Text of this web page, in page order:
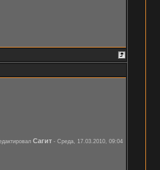
Сагит- Среда, 17.03.2010, 09:04